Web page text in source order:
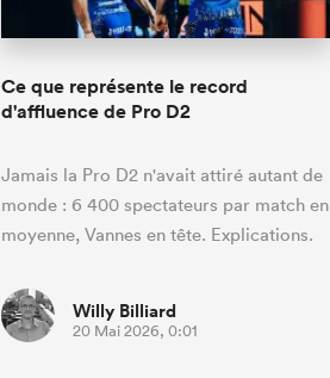
Ce que représente le record
d'affluence de Pro D2
Jamais la Pro D2 n'avait attiré autant de
monde : 6 400 spectateurs par match en
moyenne, Vannes en tête. Explications.
Willy Billiard
20 Mai 2026, 0:01